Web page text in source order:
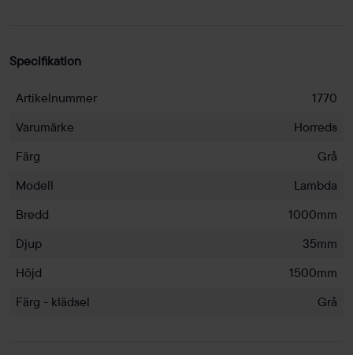
Specifikation
Artikelnummer
1770
Varumärke
Horreds
Färg
Grå
Modell
Lambda
Bredd
1000mm
Djup
35mm
Höjd
1500mm
Färg - klädsel
Grå